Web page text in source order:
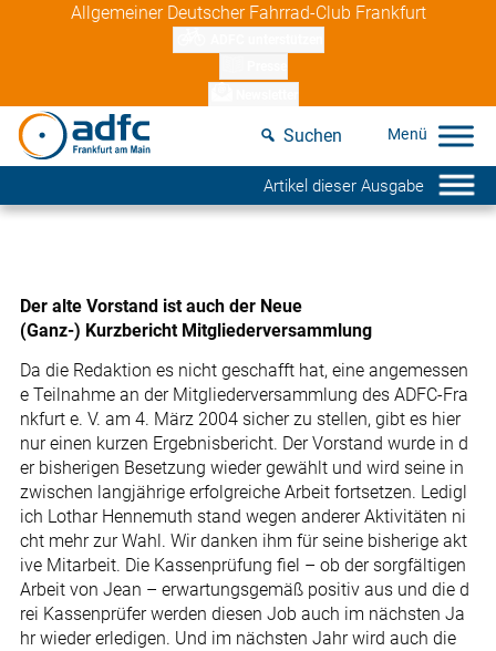
Allgemeiner Deutscher Fahrrad-Club Frankfurt
Suchen
Artikel dieser Ausgabe
Der alte Vorstand ist auch der Neue
(Ganz-) Kurzbericht Mitgliederversammlung
Da die Redaktion es nicht geschafft hat, eine angemessen
e Teilnahme an der Mitgliederversammlung des ADFC-Fra
nkfurt e. V. am 4. März 2004 sicher zu stellen, gibt es hier
nur einen kurzen Ergebnisbericht. Der Vorstand wurde in d
er bisherigen Besetzung wieder gewählt und wird seine in
zwischen langjährige erfolgreiche Arbeit fortsetzen. Ledigl
ich Lothar Hennemuth stand wegen anderer Aktivitäten ni
cht mehr zur Wahl. Wir danken ihm für seine bisherige akt
ive Mitarbeit. Die Kassenprüfung fiel – ob der sorgfältigen
Arbeit von Jean – erwartungsgemäß positiv aus und die d
rei Kassenprüfer werden diesen Job auch im nächsten Ja
hr wieder erledigen. Und im nächsten Jahr wird auch die